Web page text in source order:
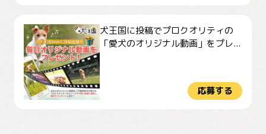
犬王国に投稿でプロクオリティの
「愛犬のオリジナル動画」をプレ...
応募する